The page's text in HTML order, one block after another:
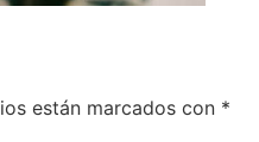
están marcados con *